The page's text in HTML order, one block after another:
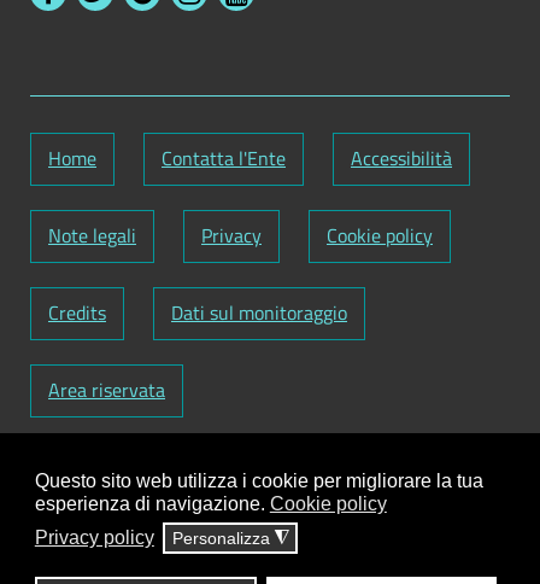
Questo sito web utilizza i cookie per migliorare la tua
esperienza di navigazione. Cookie policy
Privacy policy
Personalizza ◮
Home Contatta l'Ente Accessibilità
Note legali Privacy Cookie policy
Credits Dati sul monitoraggio
Area riservata
Codice Fiscale: 82000090751-Partita IVA:
01129720759-Codice Fatturazione elettronica:
UFY1HC